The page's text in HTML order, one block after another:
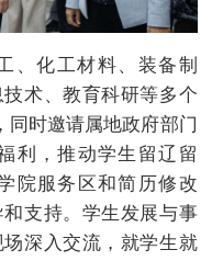
、化工材料、装备制
术、教育科研等多个
同时邀请属地政府部门
利，推动学生留辽留
院服务区和简历修改
支持。学生发展与事
深入交流，就学生就